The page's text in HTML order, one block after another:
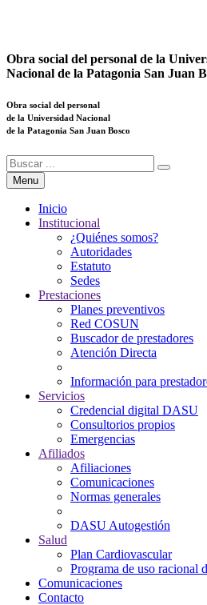
Obra social del personal de la
Nacional de la Patagonia San Juan
Obra social del personal
de la Universidad Nacional
de la Patagonia San Juan Bosco
Menu
Inicio
Institucional
¿Quiénes somos?
Autoridades
Estatuto
Sedes
Prestaciones
Planes preventivos
Red COSUN
Buscador de prestadores
Atención Directa
Información para
Servicios
Credencial digital DASU
Consultorios propios
Emergencias
Afiliados
Afiliaciones
Comunicaciones
Normas generales
DASU Autogestión
Salud
Plan Cardiovascular
Programa de uso racional
Comunicaciones
Contacto